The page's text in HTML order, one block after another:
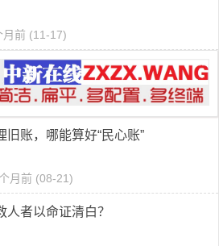
月前 (11-17)
旧账，哪能算好“民心账”
月前 (08-21)
人者以命证清白？